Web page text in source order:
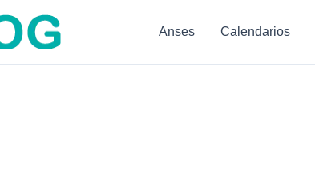
Anses Calendarios